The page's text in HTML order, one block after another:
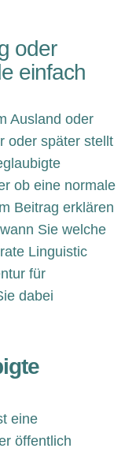
oder
einfach
Ausland oder
oder später stellt
ob eine normale
Beitrag erklären
Sie welche
Linguistic
für
dabei
eine
öffentlich